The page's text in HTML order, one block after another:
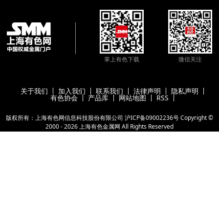
掌上有色下载 微信关注
关于我们 加入我们 联系我们 法律声明 隐私声明
有色协会 产品库 网站地图 RSS
版权所有：上海有色网信息科技股份有限公司 沪ICP备09002236号Copyright ©
2000 -2026上海有色金属网 All Rights Reserved